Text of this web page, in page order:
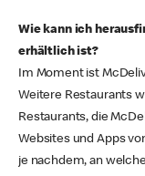
Wie kann ich
erhältlich ist?
Im Moment ist
Weitere Restaurants
Restaurants, die
Websites und Apps
je nachdem, an